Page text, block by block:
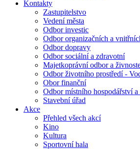
Kontakty
Zastupitelstvo
Vedení města
Odbor investic
Odbor organizačních a
Odbor dopravy
Odbor sociální a zdravotní
Majetkoprávní odbor a
Odbor životního prostředí -
Obor finanční
Odbor místního hospodářství a
Stavební úřad
Akce
Přehled všech akcí
Kino
Kultura
Sportovní hala